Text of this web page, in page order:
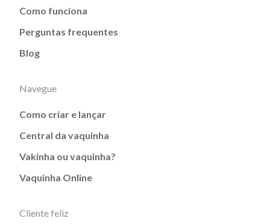
Como funciona
Perguntas frequentes
Blog
Navegue
Como criar e lançar
Central da vaquinha
Vakinha ou vaquinha?
Vaquinha Online
Cliente feliz